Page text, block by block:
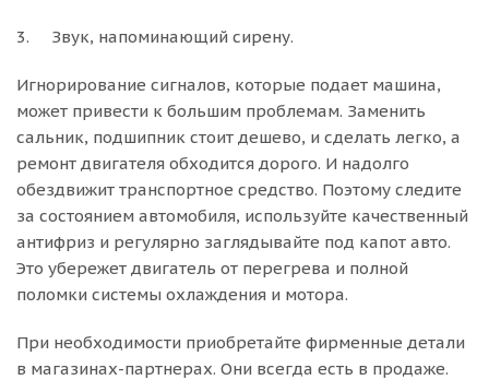
3. Звук, напоминающий сирену.
Игнорирование сигналов, которые подает машина,
может привести к большим проблемам. Заменить
сальник, подшипник стоит дешево, и сделать легко, а
ремонт двигателя обходится дорого. И надолго
обездвижит транспортное средство. Поэтому следите
за состоянием автомобиля, используйте качественный
антифриз и регулярно заглядывайте под капот авто.
Это убережет двигатель от перегрева и полной
поломки системы охлаждения и мотора.
При необходимости приобретайте фирменные детали
в магазинах-партнерах. Они всегда есть в продаже.